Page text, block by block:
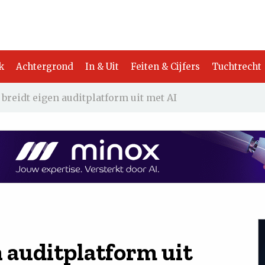
Achtergrond In & Uit Feiten & Cijfers Tuchtrecht
breidt eigen auditplatform uit met AI
auditplatform uit